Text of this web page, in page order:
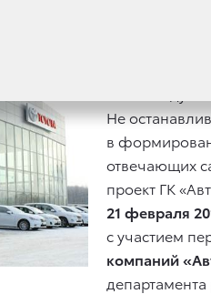
Не
в
отвечающих
проект ГК
21 февраля
с участием
компаний